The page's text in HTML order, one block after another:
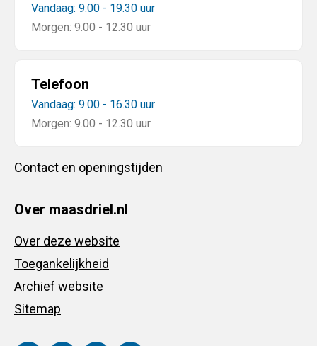
Vandaag: 9.00 - 19.30 uur
Morgen: 9.00 - 12.30 uur
Telefoon
Vandaag: 9.00 - 16.30 uur
Morgen: 9.00 - 12.30 uur
Contact en openingstijden
Over maasdriel.nl
Over deze website
Toegankelijkheid
Archief website
Sitemap